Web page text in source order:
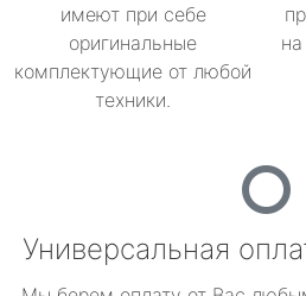
имеют при себе
оригинальные
комплектующие от любой
техники.
Универсальная